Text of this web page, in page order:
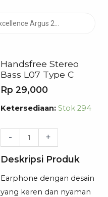
Handsfree Stereo
Bass L07 Type C
Rp 29,000
Ketersediaan: Stok 294
-
Kuantitas
Stereo
Bass
L07
Type
C
+
Deskripsi Produk
Earphone dengan desain
yang keren dan nyaman